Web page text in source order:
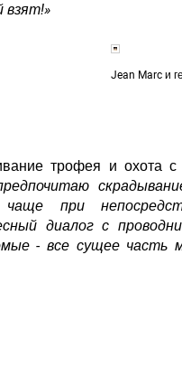
взят!»
Jean Marc и
трофея и охота
чаще при
диалог с
- все сущее часть